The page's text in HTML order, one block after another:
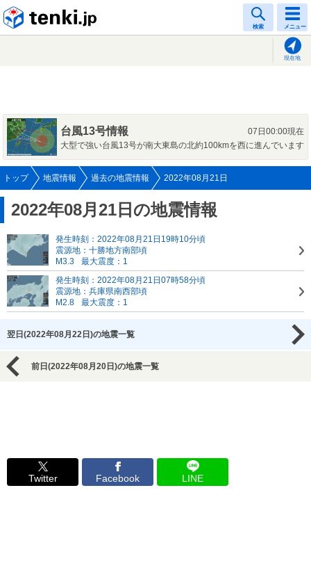
検索 メニュー
現在地
台風13号情報
07日00:00現在
大型で強い台風13号が南大東島の北約100kmを西に進んでいます
トップ 地震情報 過去の地震情報 2022年08月21日
2022年08月21日の地震情報
発生時刻：2022年08月21日19時10分頃
震源地：十勝地方南部頃
M3.3
最大震度：1
発生時刻：2022年08月21日07時58分頃
震源地：兵庫県南西部頃
M2.8
最大震度：1
翌日(2022年08月22日)の地震一覧
前日(2022年08月20日)の地震一覧
Twitter Facebook LINE